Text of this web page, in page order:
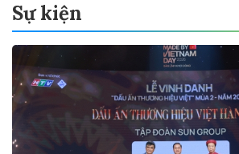
Sự kiện